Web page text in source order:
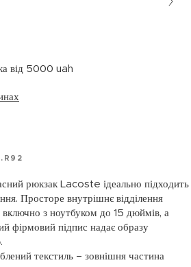
від 5000 uah
рюкзак Lacoste ідеально підходить
Просторе внутрішнє відділення
включно з ноутбуком до 15 дюймів, а
фірмовий підпис надає образу
текстиль – зовнішня частина